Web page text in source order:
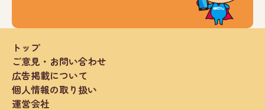
トップ
ご意見・お問い合わせ
広告掲載について
個人情報の取り扱い
運営会社